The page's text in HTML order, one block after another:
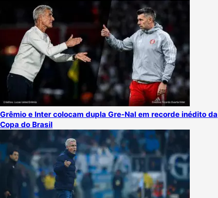
Grêmio e Inter colocam dupla Gre-Nal em recorde inédito da
Copa do Brasil